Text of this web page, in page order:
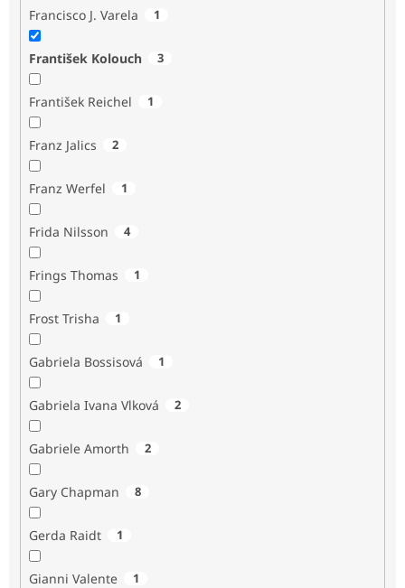
Francisco J. Varela 1
František Kolouch 3
František Reichel 1
Franz Jalics 2
Franz Werfel 1
Frida Nilsson 4
Frings Thomas 1
Frost Trisha 1
Gabriela Bossisová 1
Gabriela Ivana Vlková 2
Gabriele Amorth 2
Gary Chapman 8
Gerda Raidt 1
Gianni Valente 1